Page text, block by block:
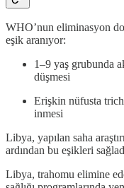
WHO’nun eliminasyon
eşik aranıyor:
1–9 yaş grubunda
düşmesi
Erişkin nüfusta
inmesi
Libya, yapılan saha
ardından bu eşikleri
Libya, trahomu elimine